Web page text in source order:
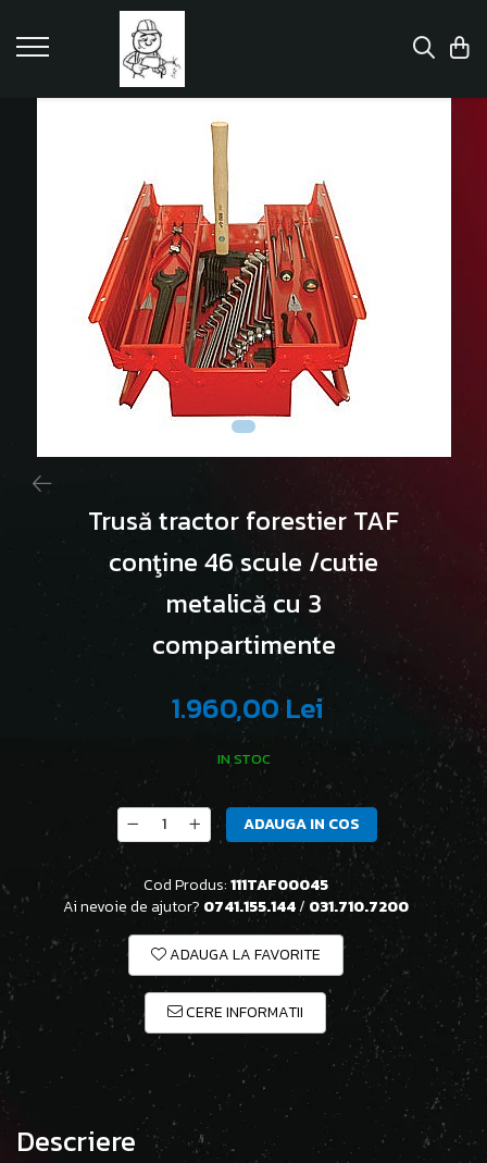
Trusă tractor forestier TAF
conţine 46 scule /cutie
metalică cu 3
compartimente
1.960,00 Lei
IN STOC
ADAUGA IN COS
Cod Produs:111TAF00045
Ai nevoie de ajutor? 0741.155.144/ 031.710.7200
ADAUGA LA FAVORITE
CERE INFORMATII
Descriere